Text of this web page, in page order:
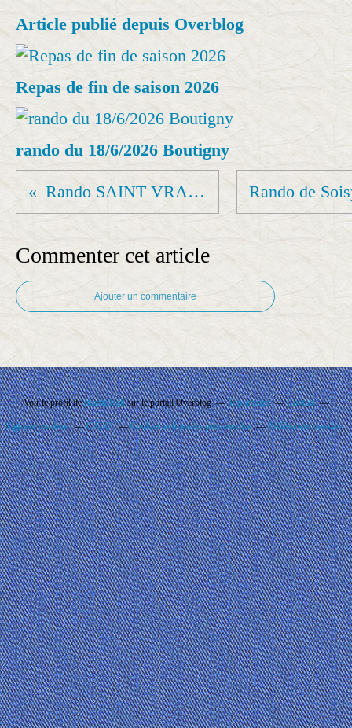
Article publié depuis Overblog
Repas de fin de saison 2026
rando du 18/6/2026 Boutigny
Rando SAINT VRAIN 18 12 2022
Commenter cet article
Ajouter un commentaire
Voir le profil deRando'Ballsur le portail Overblog Top articles Contact
Signaler un abus C.G.U. Cookies et données personnelles Préférences cookies